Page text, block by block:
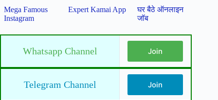
Mega Famous
Instagram
Expert Kamai App
घर बैठे ऑनलाइन
जॉब
Whatsapp Channel Join
Telegram Channel Join